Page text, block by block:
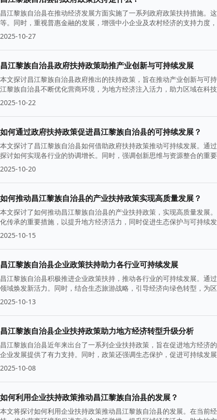
昌江黎族自治县在推动经济发展方面实施了一系列政府政策扶持措施。
等。同时，重视普惠金融的发展，增强中小企业及农村经济的支持力度
2025-10-27
昌江黎族自治县政府扶持政策助推产业创新与可持续发展
本文探讨昌江黎族自治县政府推出的扶持政策，旨在推动产业创新与可
江黎族自治县不断优化营商环境，为地方经济注入活力，助力区域在科
2025-10-22
如何通过政府扶持政策促进昌江黎族自治县的可持续发展？
本文探讨了昌江黎族自治县如何借助政府扶持政策推动可持续发展。通
探讨如何实现各行业的协调增长。同时，强调创新思维与资源整合的重
2025-10-20
如何推动昌江黎族自治县的产业扶持政策实现高质量发展？
本文探讨了如何推动昌江黎族自治县的产业扶持政策，实现高质量发展
化传承的重要措施，以提升地方经济活力，同时促进生态保护与可持续
2025-10-15
昌江黎族自治县企业政策扶持助力各行业可持续发展
昌江黎族自治县积极推进企业政策扶持，推动各行业的可持续发展。通
领域焕发新活力。同时，结合生态旅游战略，引导经济向绿色转型，为
2025-10-13
昌江黎族自治县企业扶持政策助力地方经济转型升级分析
昌江黎族自治县近年来出台了一系列企业扶持政策，旨在促进地方经济
企业发展提供了有力支持。同时，政策还强调生态保护，促进可持续发
2025-10-08
如何利用企业扶持政策推动昌江黎族自治县的发展？
本文将探讨如何利用企业扶持政策推动昌江黎族自治县的发展。在当前